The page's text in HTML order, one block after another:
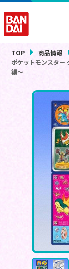
TOP
商品情報
ポケットモンスター
編～